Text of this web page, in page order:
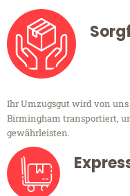
Ihr Umzugsgut wird von
Birmingham transportiert,
gewährleisten.